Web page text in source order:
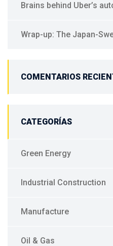
Brains behind Uber’s
Wrap-up: The Japan-
COMENTARIOS
CATEGORÍAS
Green Energy
Industrial Construction
Manufacture
Oil & Gas